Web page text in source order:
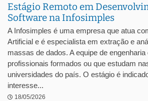
Estágio Remoto em
Software na Infosimples
A Infosimples é uma empresa que atua
Artificial e é especialista em extração e
massas de dados. A equipe de
profissionais formados ou que estudam
universidades do país. O estágio é
interesse...
18/05/2026